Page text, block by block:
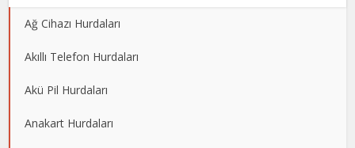
Ağ Cihazı Hurdaları
Akıllı Telefon Hurdaları
Akü Pil Hurdaları
Anakart Hurdaları